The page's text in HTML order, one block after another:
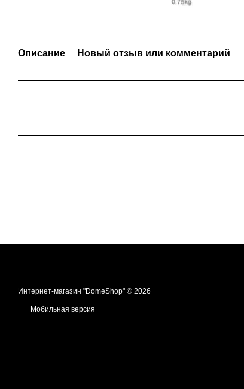
Описание Новый отзыв или комментарий
Интернет-магазин "DomeShop" © 2026
Мобильная версия